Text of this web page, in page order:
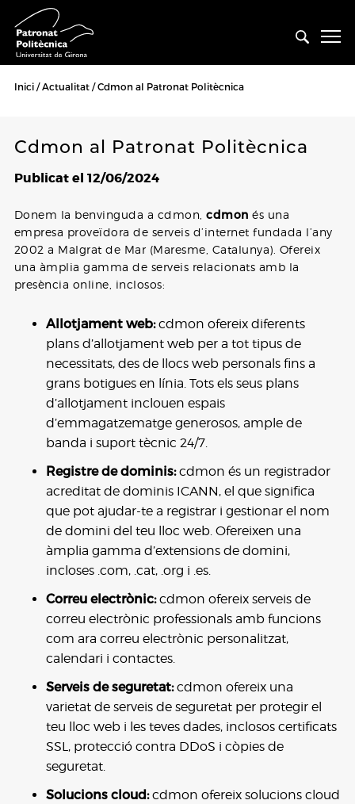
Inici Actualitat Cdmon al Patronat Politècnica
Cdmon al Patronat Politècnica
Publicat el 12/06/2024
Donem la benvinguda a cdmon, cdmon és una
empresa proveïdora de serveis d’internet fundada l’any
2002 a Malgrat de Mar (Maresme, Catalunya). Ofereix
una àmplia gamma de serveis relacionats amb la
presència online, inclosos:
Allotjament web:cdmon ofereix diferents
plans d’allotjament web per a tot tipus de
necessitats, des de llocs web personals fins a
grans botigues en línia. Tots els seus plans
d’allotjament inclouen espais
d’emmagatzematge generosos, ample de
banda i suport tècnic 24/7.
Registre de dominis:cdmon és un registrador
acreditat de dominis ICANN, el que significa
que pot ajudar-te a registrar i gestionar el nom
de domini del teu lloc web. Ofereixen una
àmplia gamma d’extensions de domini,
incloses .com, .cat, .org i .es.
Correu electrònic:cdmon ofereix serveis de
correu electrònic professionals amb funcions
com ara correu electrònic personalitzat,
calendari i contactes.
Serveis de seguretat:cdmon ofereix una
varietat de serveis de seguretat per protegir el
teu lloc web i les teves dades, inclosos certificats
SSL, protecció contra DDoS i còpies de
seguretat.
Solucions cloud:cdmon ofereix solucions cloud